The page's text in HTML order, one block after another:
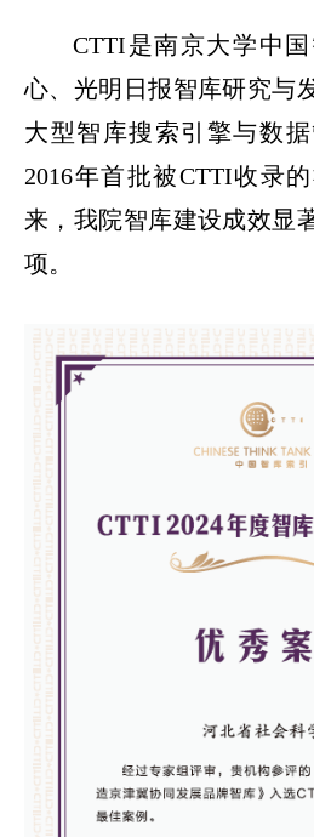
CTTI是南京大学中
心、光明日报智库研究与
大型智库搜索引擎与数
2016年首批被CTTI收录
来，我院智库建设成效显
项。